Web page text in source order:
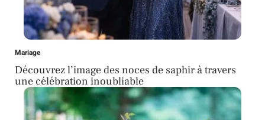
Mariage
Découvrez l’image des noces de saphir à travers
une célébration inoubliable